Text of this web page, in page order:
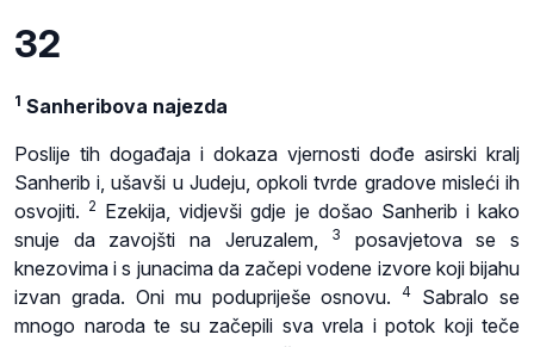
32
1 Sanheribova najezda
Poslije tih događaja i dokaza vjernosti dođe asirski kralj
Sanherib i, ušavši u Judeju, opkoli tvrde gradove misleći ih
osvojiti. 2 Ezekija, vidjevši gdje je došao Sanherib i kako
snuje da zavojšti na Jeruzalem,
3
posavjetova se s
knezovima i s junacima da začepi vodene izvore koji bijahu
izvan grada. Oni mu podupriješe osnovu.4
Sabralo se
mnogo naroda te su začepili sva vrela i potok koji teče